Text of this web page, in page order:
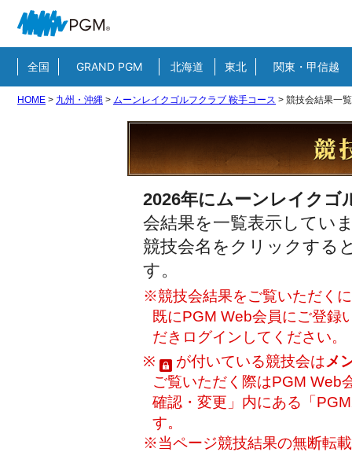
全国 GRAND PGM 北海道 東北 関東・甲信越
HOME > 九州・沖縄 > ムーンレイクゴルフクラブ 鞍手コース > 競技会結果一覧
2026年にムーンレイクゴ
会結果を一覧表示してい
競技会名をクリックする
す。
※競技会結果をご覧いただく
既にPGM Web会員にご登録
だきログインしてください。
※
が付いている競技会はメ
ご覧いただく際はPGM Web
確認・変更」内にある「
す。
※当ページ競技結果の無断転